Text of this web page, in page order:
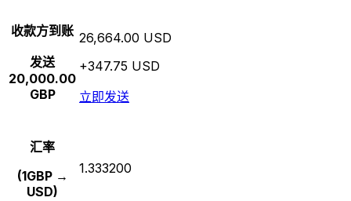
收款方到账
发送
20,000.00
GBP
26,664.00 USD
+347.75 USD
立即发送
汇率
(1GBP →
USD)
1.333200